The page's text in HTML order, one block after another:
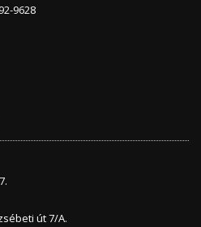
9628
út 7/A.